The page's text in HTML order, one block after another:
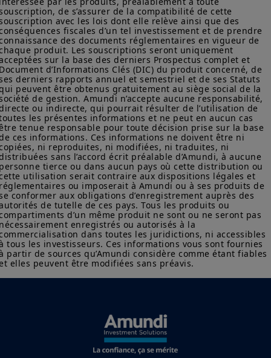
Asset Management, sans préavis et à tout moment.
Votre accès à ce site est soumis au respect de la
réglementation française en vigueur et aux «Mentions légales /
Conditions générales d’accès au site».
En choisissant d’accéder à notre site, vous reconnaissez avoir
pris connaissance de ces Conditions et les avoir acceptées.
Nous vous conseillons, dans votre intérêt, de les lire
attentivement.
de s’assurer de la compatibilité de cette
avec les lois dont elle relève ainsi que des
fiscales d’un tel investissement et de prendre
des documents réglementaires en vigueur de
produit. Les souscriptions seront uniquement
sur la base des derniers Prospectus complet et
d’Informations Clés (DIC) du produit concerné, de
derniers rapports annuel et semestriel et de ses Statuts
peuvent être obtenus gratuitement au siège social de la
de gestion. Amundi n’accepte aucune responsabilité,
ou indirecte, qui pourrait résulter de l’utilisation de
les présentes informations et ne peut en aucun cas
tenue responsable pour toute décision prise sur la base
ces informations. Ces informations ne doivent être ni
ni reproduites, ni modifiées, ni traduites, ni
sans l’accord écrit préalable d’Amundi, à aucune
tierce ou dans aucun pays où cette distribution ou
utilisation serait contraire aux dispositions légales et
ou imposerait à Amundi ou à ses produits de
conformer aux obligations d’enregistrement auprès des
de tutelle de ces pays. Tous les produits ou
d’un même produit ne sont ou ne seront pas
enregistrés ou autorisés à la
dans toutes les juridictions, ni accessibles
tous les investisseurs. Ces informations vous sont fournies
partir de sources qu’Amundi considère comme étant fiables
elles peuvent être modifiées sans préavis.